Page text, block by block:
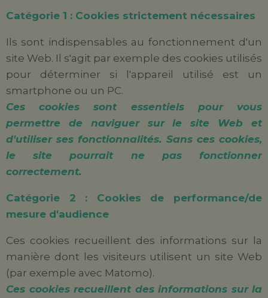
Catégorie 1 : Cookies strictement nécessaires
Ils sont indispensables au fonctionnement d'un
site Web. Il s'agit par exemple des cookies utilisés
pour déterminer si l'appareil utilisé est un
smartphone ou un PC.
Ces cookies sont essentiels pour vous
permettre de naviguer sur le site Web et
d'utiliser ses fonctionnalités. Sans ces cookies,
le site pourrait ne pas fonctionner
correctement.
Catégorie 2 : Cookies de performance/de
mesure d'audience
Ces cookies recueillent des informations sur la
manière dont les visiteurs utilisent un site Web
(par exemple avec Matomo).
Ces cookies recueillent des informations sur la